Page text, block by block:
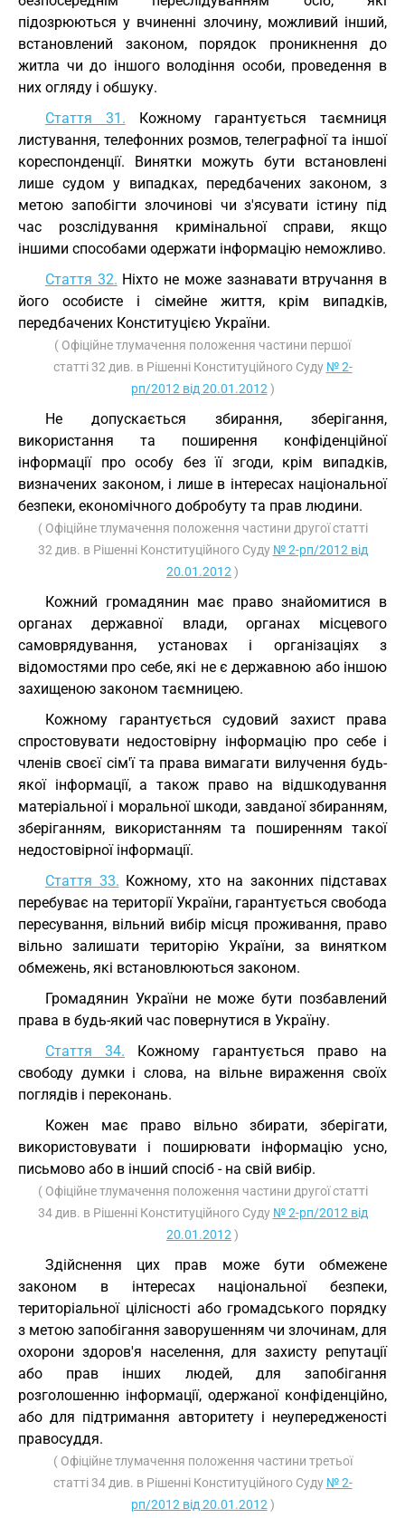
підозрюються у вчиненні злочину, можливий інший,
встановлений законом, порядок проникнення до
житла чи до іншого володіння особи, проведення в
них огляду і обшуку.
Стаття 31. Кожному гарантується таємниця
листування, телефонних розмов, телеграфної та іншої
кореспонденції. Винятки можуть бути встановлені
лише судом у випадках, передбачених законом, з
метою запобігти злочинові чи з'ясувати істину під
час розслідування кримінальної справи, якщо
іншими способами одержати інформацію неможливо.
Стаття 32. Ніхто не може зазнавати втручання в
його особисте і сімейне життя, крім випадків,
передбачених Конституцією України.
( Офіційне тлумачення положення частини першої
статті 32 див. в Рішенні Конституційного Суду № 2-
рп/2012 від 20.01.2012 )
Не допускається збирання, зберігання,
використання та поширення конфіденційної
інформації про особу без її згоди, крім випадків,
визначених законом, і лише в інтересах національної
безпеки, економічного добробуту та прав людини.
( Офіційне тлумачення положення частини другої статті
32 див. в Рішенні Конституційного Суду № 2-рп/2012 від
20.01.2012 )
Кожний громадянин має право знайомитися в
органах державної влади, органах місцевого
самоврядування, установах і організаціях з
відомостями про себе, які не є державною або іншою
захищеною законом таємницею.
Кожному гарантується судовий захист права
спростовувати недостовірну інформацію про себе і
членів своєї сім'ї та права вимагати вилучення будь-
якої інформації, а також право на відшкодування
матеріальної і моральної шкоди, завданої збиранням,
зберіганням, використанням та поширенням такої
недостовірної інформації.
Стаття 33. Кожному, хто на законних підставах
перебуває на території України, гарантується свобода
пересування, вільний вибір місця проживання, право
вільно залишати територію України, за винятком
обмежень, які встановлюються законом.
Громадянин України не може бути позбавлений
права в будь-який час повернутися в Україну.
Стаття 34. Кожному гарантується право на
свободу думки і слова, на вільне вираження своїх
поглядів і переконань.
Кожен має право вільно збирати, зберігати,
використовувати і поширювати інформацію усно,
письмово або в інший спосіб - на свій вибір.
( Офіційне тлумачення положення частини другої статті
34 див. в Рішенні Конституційного Суду № 2-рп/2012 від
20.01.2012 )
Здійснення цих прав може бути обмежене
законом в інтересах національної безпеки,
територіальної цілісності або громадського порядку
з метою запобігання заворушенням чи злочинам, для
охорони здоров'я населення, для захисту репутації
або прав інших людей, для запобігання
розголошенню інформації, одержаної конфіденційно,
або для підтримання авторитету і неупередженості
правосуддя.
( Офіційне тлумачення положення частини третьої
статті 34 див. в Рішенні Конституційного Суду № 2-
рп/2012 від 20.01.2012 )